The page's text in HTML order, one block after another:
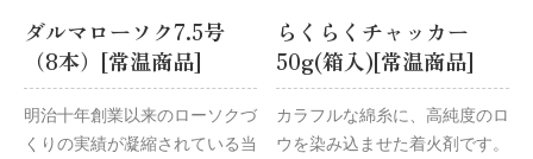
ダルマローソク7.5号
（8本）[常温商品]
明治十年創業以来のローソクづ
くりの実績が凝縮されている当
らくらくチャッカー
50g(箱入)[常温商品]
カラフルな綿糸に、高純度のロ
ウを染み込ませた着火剤です。